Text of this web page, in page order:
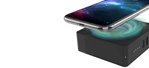
品
Mophie
401102475